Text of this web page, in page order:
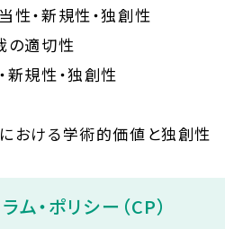
性・新規性・独創性
の適切性
新規性・独創性
おける学術的価値と独創性
ム・ポリシー（CP）